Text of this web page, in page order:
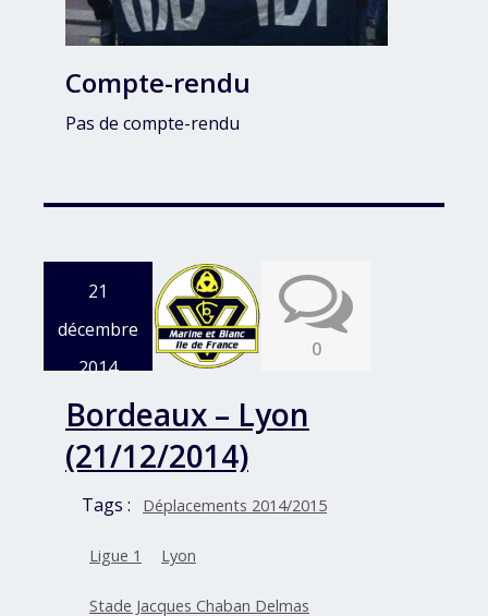
Compte-rendu
Pas de compte-rendu
21
décembre
2014
0
Bordeaux – Lyon
(21/12/2014)
Tags : Déplacements 2014/2015
Ligue 1 Lyon
Stade Jacques Chaban Delmas